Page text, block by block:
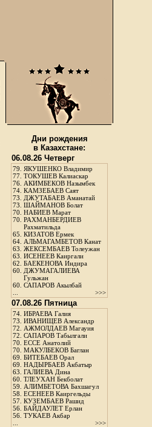
Дни рождения
в Казахстане:
06.08.26 Четверг
79. ЯКУШЕНКО Владимир
77. ТОКУШЕВ Калиаскар
76. АКИМБЕКОВ Назымбек
74. КАМЗЕБАЕВ Саят
73. ДЖУТАБАЕВ Аманатай
73. ШАЙМАНОВ Болат
70. НАБИЕВ Марат
70. РАХМАНБЕРДИЕВ
Рахматильда
65. КИЗАТОВ Ермек
64. АЛЬМАГАМБЕТОВ Канат
63. ЖЕКСЕМБАЕВ Толеужан
63. ИСЕНЕЕВ Каиргали
62. БАЕКЕНОВА Индира
60. ДЖУМАГАЛИЕВА
Гульжан
60. САПАРОВ Акылбай
>>>
07.08.26 Пятница
74. ИБРАЕВА Галия
73. ИВАНИЩЕВ Александр
72. АЖМОЛДАЕВ Магауия
72. САПАРОВ Табылгали
70. ЕССЕ Анатолий
70. МАКУЛБЕКОВ Баглан
69. БИТЕБАЕВ Орал
69. НАДЫРБАЕВ Акбатыр
63. ГАЛИЕВА Дина
60. ТЛЕУХАН Бекболат
59. АЛИМБЕТОВА Бахшагул
58. ЕСЕНЕЕВ Каиргельды
57. КУЗЕМБАЕВ Рашид
56. БАЙДАУЛЕТ Ерлан
56. ТУКАЕВ Акбар
>>>